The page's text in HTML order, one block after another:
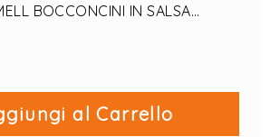
BOCCONCINI IN SALSA
al Carrello